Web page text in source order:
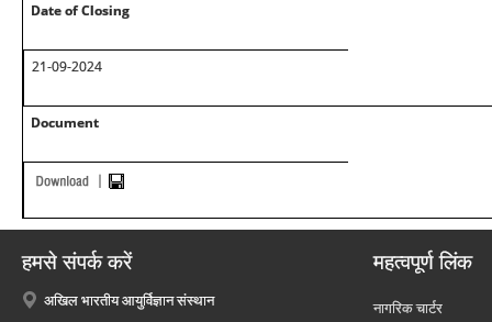
Date of Closing
21-09-2024
Document
हमसे संपर्क करें
अखिल भारतीय आयुर्विज्ञान संस्थान
महत्वपूर्ण लिंक
नागरिक चार्टर